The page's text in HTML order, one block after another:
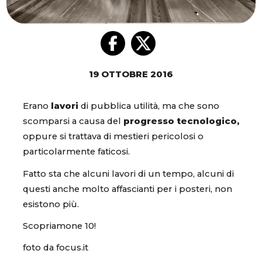
19 OTTOBRE 2016
Erano lavori di pubblica utilità, ma che sono
scomparsi a causa del progresso tecnologico,
oppure si trattava di mestieri pericolosi o
particolarmente faticosi.
Fatto sta che alcuni lavori di un tempo, alcuni di
questi anche molto affascianti per i posteri, non
esistono più.
Scopriamone 10!
foto da focus.it